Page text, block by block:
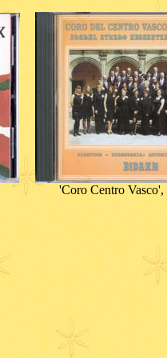
'Coro Centro